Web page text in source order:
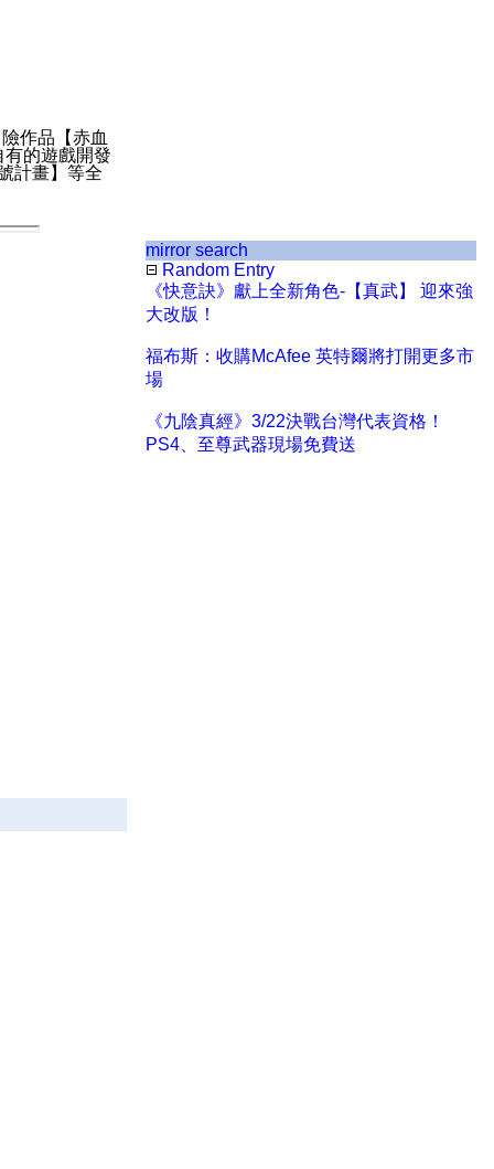
作品【赤血
的遊戲開發
計畫】等全
mirror search
Random Entry
《快意訣》獻上全新角色-【真武】 迎來強
大改版！
福布斯：收購McAfee 英特爾將打開更多市
場
《九陰真經》3/22決戰台灣代表資格！
PS4、至尊武器現場免費送